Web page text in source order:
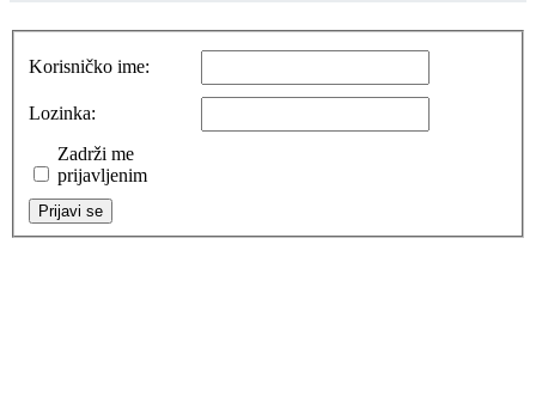
Korisničko ime:
Lozinka:
Zadrži me
prijavljenim
Prijavi se